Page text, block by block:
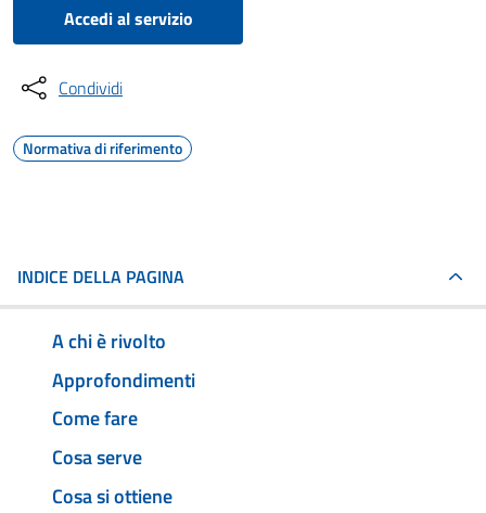
Accedi al servizio
Condividi
Normativa di riferimento
INDICE DELLA PAGINA
A chi è rivolto
Approfondimenti
Come fare
Cosa serve
Cosa si ottiene